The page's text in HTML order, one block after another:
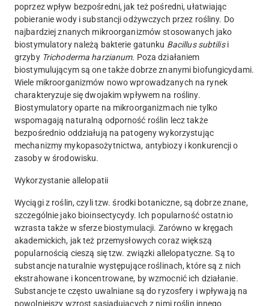
poprzez wpływ bezpośredni, jak też pośredni, ułatwiając
pobieranie wody i substancji odżywczych przez rośliny. Do
najbardziej znanych mikroorganizmów stosowanych jako
biostymulatory należą bakterie gatunku Bacillus subtilisi
grzybyTrichoderma harzianum. Poza działaniem
biostymulującym są one także dobrze znanymi biofungicydami.
Wiele mikroorganizmów nowo wprowadzanych na rynek
charakteryzuje się dwojakim wpływem na rośliny.
Biostymulatory oparte na mikroorganizmach nie tylko
wspomagają naturalną odporność roślin lecz także
bezpośrednio oddziałują na patogeny wykorzystując
mechanizmy mykopasożytnictwa, antybiozy i konkurencji o
zasoby w środowisku.
Wykorzystanie allelopatii
Wyciągi z roślin, czyli tzw. środki botaniczne, są dobrze znane,
szczególnie jako bioinsectycydy. Ich popularność ostatnio
wzrasta także w sferze biostymulacji. Zarówno w kręgach
akademickich, jak też przemysłowych coraz większą
popularnością cieszą się tzw. związki allelopatyczne. Są to
substancje naturalnie występujące roślinach, które są z nich
ekstrahowane i koncentrowane, by wzmocnić ich działanie.
Substancje te często uwalniane są do ryzosfery i wpływają na
powolniejszy wzrost sąsiadujących z nimi roślin innego